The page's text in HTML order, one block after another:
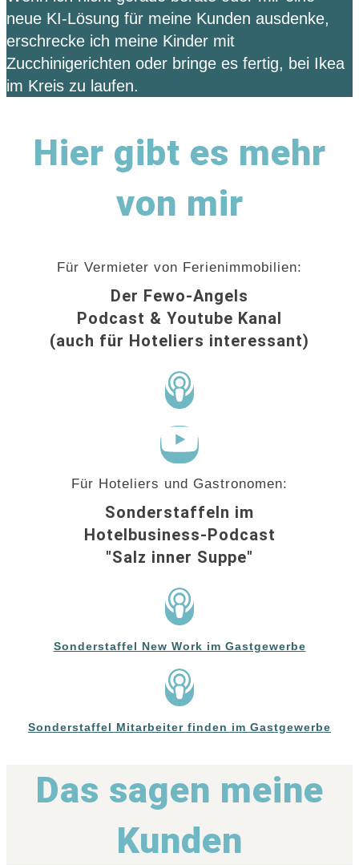
neue KI-Lösung für meine Kunden ausdenke,
erschrecke ich meine Kinder mit
Zucchinigerichten oder bringe es fertig, bei Ikea
im Kreis zu laufen.
Hier gibt es mehr
von mir
Für Vermieter von Ferienimmobilien:
Der Fewo-Angels
Podcast & Youtube Kanal
(auch für Hoteliers interessant)
Für Hoteliers und Gastronomen:
Sonderstaffeln im
Hotelbusiness-Podcast
"Salz inner Suppe"
Sonderstaffel New Work im Gastgewerbe
Sonderstaffel Mitarbeiter finden im Gastgewerbe
Das sagen meine
Kunden